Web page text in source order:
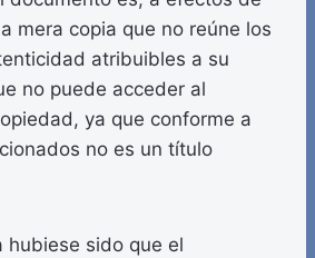
mera copia que no reúne los
atribuibles a su
no puede acceder al
ya que conforme a
no es un título
hubiese sido que el